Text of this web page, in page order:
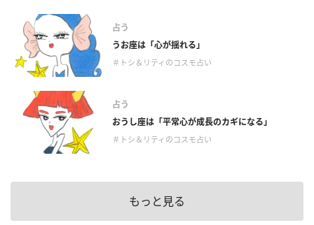
占う
うお座は「心が揺れる」
＃トシ＆リティのコスモ占い
占う
おうし座は「平常心が成長のカギになる」
＃トシ＆リティのコスモ占い
もっと見る